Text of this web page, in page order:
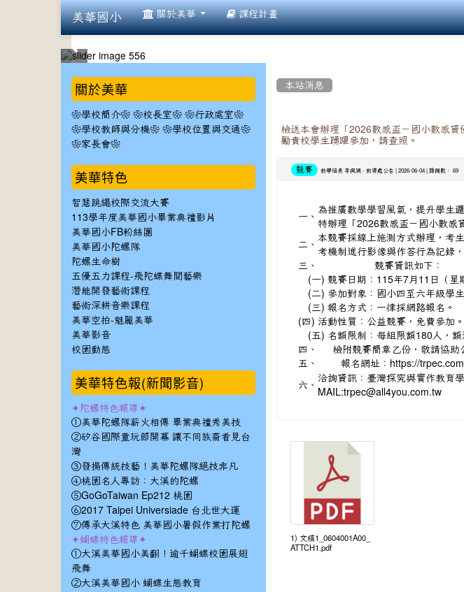
美華國小 關於美華 課程計畫
本站消息
檢送本會辦理「2026數感盃－國小數感
勵貴校學生踴躍參加，請查照。
競賽 教學組長 李佩穎- 教導處公告 | 2026-06-04 | 點閱數： 69
一、 為推廣數學學習風氣，提升學生
特辦理「2026數感盃－國小數感
二、 本競賽採線上施測方式辦理，考
考機制進行影像與作答行為記錄
三、
競賽資訊如下：
(一) 競賽日期：115年7月11日（星
(二) 參加對象：國小四至六年級學生
(三) 報名方式：一律採網路報名。
(四) 活動性質：公益競賽，免費參加。
(五) 名額限制：每組限額180人，額
四、
檢附競賽簡章乙份，敬請協助
五、
報名網址： https://
六、 洽詢資訊：臺灣探究與實作教育
MAIL:trpec@all4you.com.tw
1) 文稿1_0604001A00_
ATTCH1.pdf
::: 關於美華
❀學校簡介❀ ❀校長室❀ ❀行政處室❀
❀學校教師與分機❀ ❀學校位置與交通❀
❀家長會❀
美華特色
智慧跳繩校際交流大賽
113學年度美華國小畢業典禮影片
美華國小FB粉絲團
美華國小陀螺隊
陀螺生命樹
五優五力課程-飛陀蝶舞閱藝樂
潛能開發藝術課程
藝術深耕音樂課程
美華空拍-魅麗美華
美華影音
校園動態
美華特色報(新聞影音)
✦陀螺特色報導✦
①美華陀螺隊薪火相傳 畢業典禮秀美技
②矽谷國際童玩節開幕 讓不同族裔看見台
灣
③發揚傳統技藝！美華陀螺隊絕技非凡
④桃園名人專訪：大溪的陀螺
⑤GoGoTaiwan Ep212 桃園
⑥2017 Taipei Universiade 台北世大運
⑦傳承大溪特色 美華國小暑假作業打陀螺
✦蝴蝶特色報導✦
①大溪美華國小美翻！逾千蝴蝶校園展翅
飛舞
②大溪美華國小 蝴蝶生態教育